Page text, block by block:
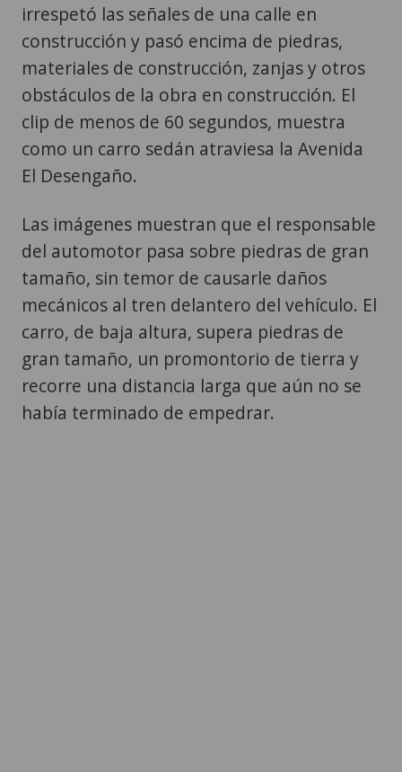
materiales de construcción, zanjas y otros
obstáculos de la obra en construcción. El
clip de menos de 60 segundos, muestra
como un carro sedán atraviesa la Avenida
El Desengaño.
Las imágenes muestran que el responsable
tamaño, sin temor de causarle daños
mecánicos al tren delantero del vehículo. El
carro, de baja altura, supera piedras de
gran tamaño, un promontorio de tierra y
recorre una distancia larga que aún no se
había terminado de empedrar.